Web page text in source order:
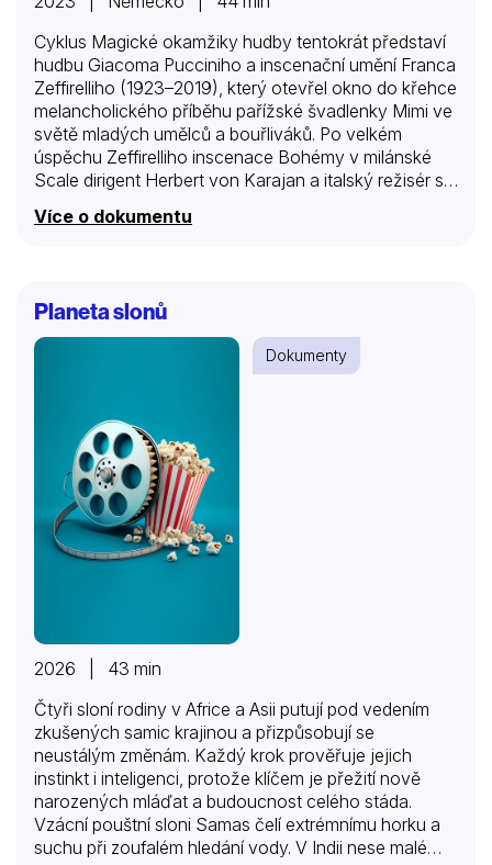
Cyklus Magické okamžiky hudby tentokrát představí
hudbu Giacoma Pucciniho a inscenační umění Franca
Zeffirelliho (1923–2019), který otevřel okno do křehce
melancholického příběhu pařížské švadlenky Mimi ve
světě mladých umělců a bouřliváků. Po velkém
úspěchu Zeffirelliho inscenace Bohémy v milánské
Scale dirigent Herbert von Karajan a italský režisér se
Tato adaptace Pucciniho mistrovského díla představí
přes půl století, za ni získala světovou proslulost, a to
nejen pro svůj přirozený a čistě znějící hlas.
Jihoafrická sopranistka Pretty Yende, která u Freni
Více o dokumentu
Planeta slonů
Dokumenty
2026 | 43 min
Čtyři sloní rodiny v Africe a Asii putují pod vedením
zkušených samic krajinou a přizpůsobují se
neustálým změnám. Každý krok prověřuje jejich
instinkt i inteligenci, protože klíčem je přežití nově
narozených mláďat a budoucnost celého stáda.
Vzácní pouštní sloni Samas čelí extrémnímu horku a
suchu při zoufalém hledání vody. V Indii nese malé